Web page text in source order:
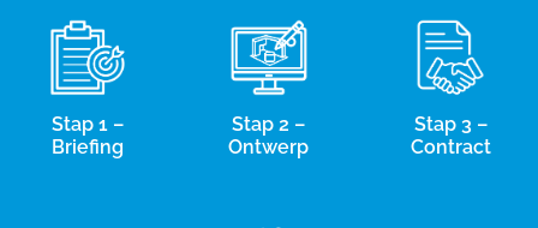
Stap 1 –
Briefing
Stap 2 –
Ontwerp
Stap 3 –
Contract